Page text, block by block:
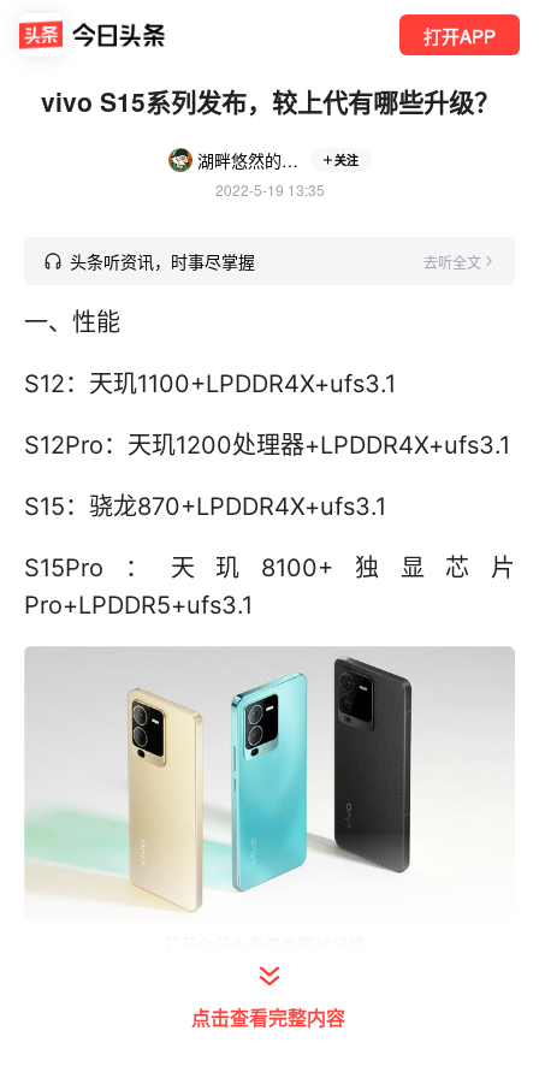
打开APP
vivo S15系列发布，较上代有哪些升级？
湖畔悠然的游者 关注
2022-5-19 13:35
头条听资讯，时事尽掌握 去听全文
一、性能
S12：天玑1100+LPDDR4X+ufs3.1
S12Pro：天玑1200处理器+LPDDR4X+ufs3.1
S15：骁龙870+LPDDR4X+ufs3.1
S15Pro：天玑8100+独显芯片
Pro+LPDDR5+ufs3.1
点击查看完整内容